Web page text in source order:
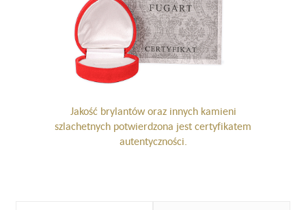
Jakość brylantów oraz innych kamieni
szlachetnych potwierdzona jest certyfikatem
autentyczności.